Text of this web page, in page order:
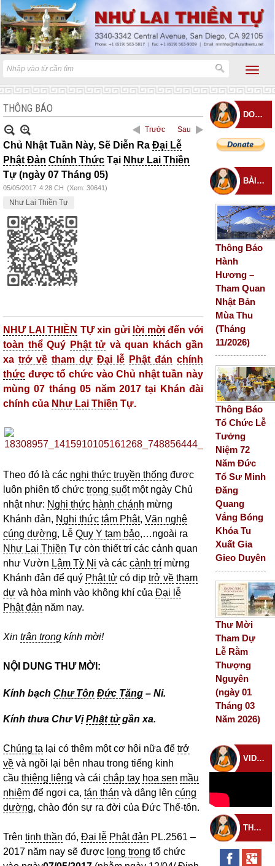
THÔNG BÁO
Trước Sau
Chủ Nhật Tuần Này, Sẽ Diễn Ra Đại Lễ
Phật Đản Chính Thức Tại Như Lai Thiền
Tự (ngày 07 Tháng 05)
05/05/2017 4:28 CH (Xem: 30641)
Như Lai Thiền Tự
NHƯ LAI THIỀN TỰ xin gửi lời mờiđến với
toàn thểQuý Phật tử và quan khách gần
xa trở về tham dự Đại lễ Phật đản chính
thức được tổ chức vào Chủ nhật tuần này
mùng 07 tháng 05 năm 2017 tại Khán đài
chính của Như Lai Thiền Tự.
Theo đó là các nghi thức truyền thống được
luôn phiên tổ chức trong suốtmột ngày Chủ
nhật như: Nghi thức hành chánh mừng
Khánh đản, Nghi thức tắm Phật, Văn nghệ
cúng dường, Lễ Quy Y tam bảo,…ngoài ra
Như Lai Thiền Tự còn thiết trí các cảnh quan
như Vườn Lâm Tỳ Ni và các cảnh trí mừng
Khánh đản để quý Phật tử có dịp trở về tham
dự và hòa mình vào không khí của Đại lễ
Phật đản năm nay.
Xin trân trọng kính mời!
NỘI DUNG THƯ MỜI:
Kính bạch Chư Tôn Đức Tăng – Ni.
Kính thưa Chư VịPhật tửgần xa.
Chúng ta lại có thêm một cơ hội nữa để trở
về và ngồi lại bên nhau trong tiếng kinh
cầu thiêng liêng và cái chắp tay hoa sen mầu
nhiệm để ngợi ca, tán thán và dâng lên cúng
dường, chào đón sự ra đời của Đức Thế-tôn.
Trên tinh thần đó, Đại lễ Phật đản PL.2561 –
2017 năm nay sẽ được long trọng tổ chức
DONATE
BÀI ĐĂNG MỚI
Thông Báo
Hành
Hương –
Tham Quan
Nhật Bản
Mùa Thu
(Tháng
11/2026)
Thông Báo
Tổ Chức Lễ
Tưởng
Niệm 72
Năm Đức
Tổ Sư Minh
Đăng
Quang
Vắng Bóng
Khóa Tu
Xuất Gia
Gieo Duyên
Thư Mời
Tham Dự
Lễ Rằm
Thượng
Nguyên
(ngày 01
Tháng 03
Năm 2026)
VIDEO CHÙA
THEO DÕI THIỀN TỰ